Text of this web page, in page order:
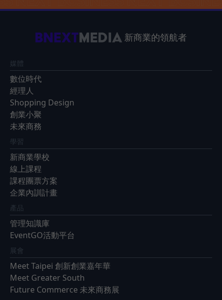
新商業的領航者
媒體
數位時代
經理人
Shopping Design
創業小聚
未來商務
學習
新商業學校
線上課程
課程團票方案
企業內訓計畫
產品
管理知識庫
EventGO活動平台
展會
Meet Taipei 創新創業嘉年華
Meet Greater South
Future Commerce 未來商務展